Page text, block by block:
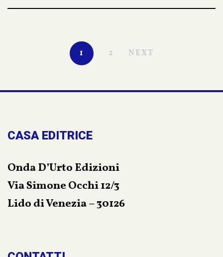
natura, i valori dell’amicizia e l’importanza del
portano a sognare attraverso le avventure delle
simpatiche formiche, del calabrone, del pipistrello
mezzo per avvicinare i bambini, in maniera
1 2 NEXT
CASA EDITRICE
Onda D’Urto Edizioni
Via Simone Occhi 12/3
Lido di Venezia – 30126